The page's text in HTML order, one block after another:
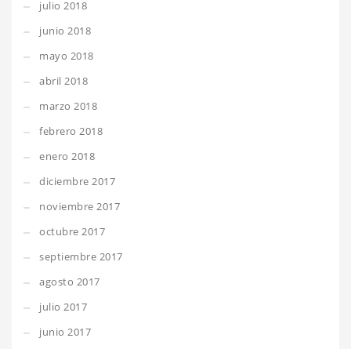
julio 2018
junio 2018
mayo 2018
abril 2018
marzo 2018
febrero 2018
enero 2018
diciembre 2017
noviembre 2017
octubre 2017
septiembre 2017
agosto 2017
julio 2017
junio 2017